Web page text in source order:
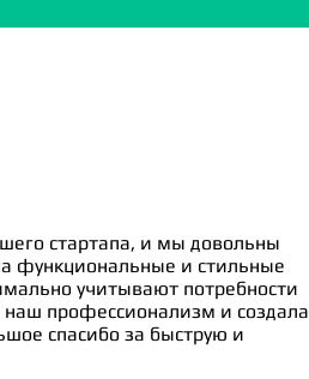
стартапа, и мы довольны
функциональные и стильные
учитывают потребности
профессионализм и создала
спасибо за быструю и